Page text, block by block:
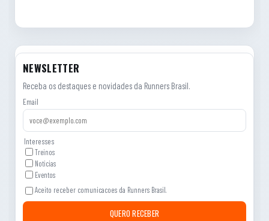
NEWSLETTER
Receba os destaques e novidades da Runners Brasil.
Email
Interesses
Treinos
Noticias
Eventos
Aceito receber comunicacoes da Runners Brasil.
QUERO RECEBER